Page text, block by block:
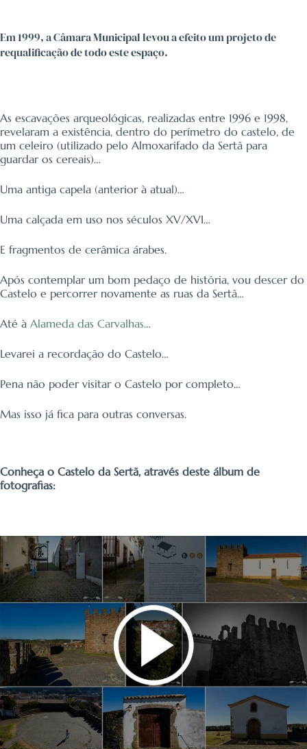
Em 1999, a Câmara Municipal levou a efeito um projeto de
requalificação de todo este espaço.
As escavações arqueológicas, realizadas entre 1996 e 1998,
revelaram a existência, dentro do perímetro do castelo, de
um celeiro (utilizado pelo Almoxarifado da Sertã para
guardar os cereais)…
Uma antiga capela (anterior à atual)…
Uma calçada em uso nos séculos XV/XVI…
E fragmentos de cerâmica árabes.
Após contemplar um bom pedaço de história, vou descer do
Castelo e percorrer novamente as ruas da Sertã…
Até à Alameda das Carvalhas…
Levarei a recordação do Castelo…
Pena não poder visitar o Castelo por completo…
Mas isso já fica para outras conversas.
Conheça o Castelo da Sertã, através deste álbum de
fotografias: